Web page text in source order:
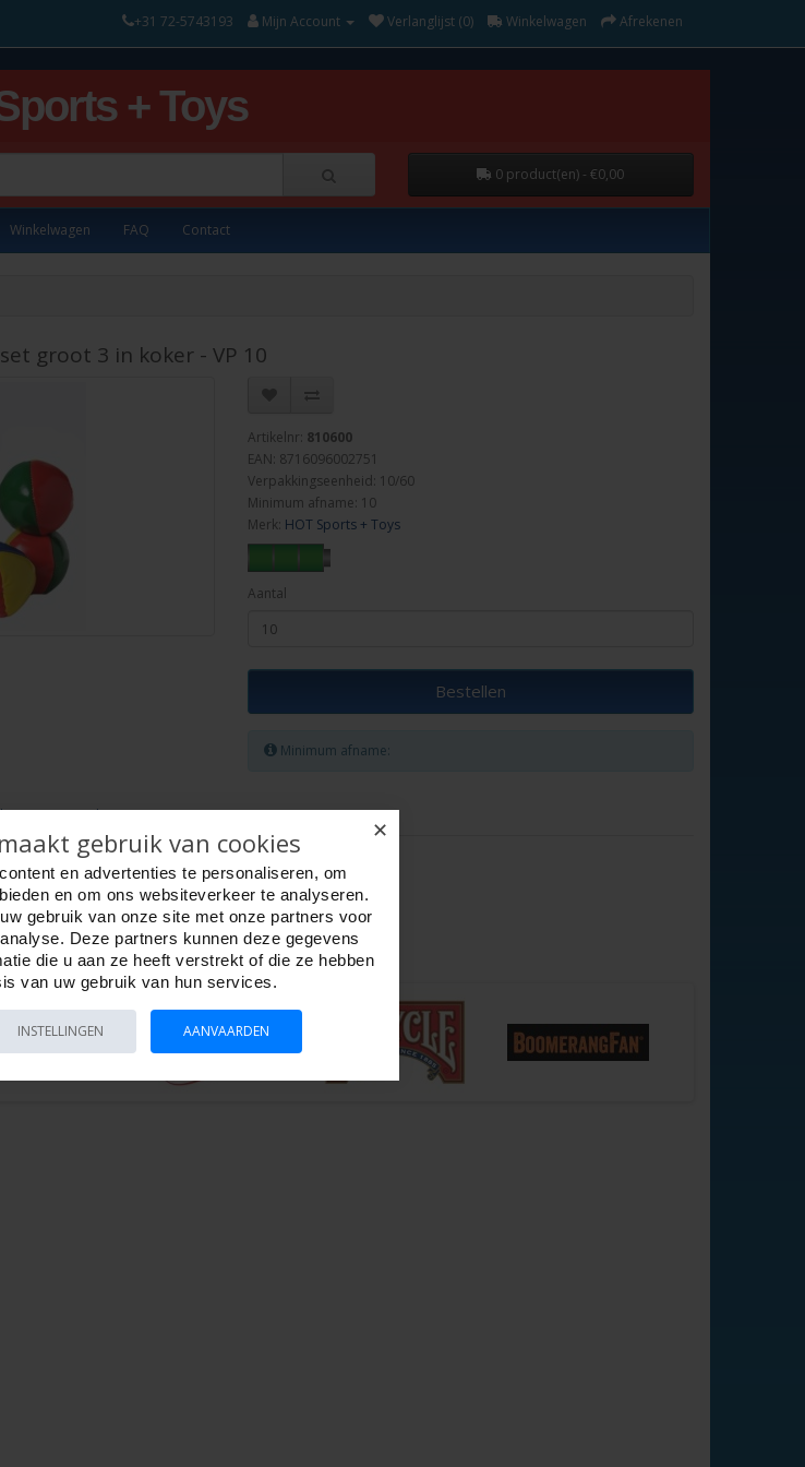
+31 72-5743193 Mijn Account Verlanglijst (0) Winkelwagen Afrekenen
+ Toys
0 product(en) - €0,00
Winkelwagen FAQ Contact
groot 3 in koker - VP 10
Artikelnr: 810600
EAN: 8716096002751
Verpakkingseenheid: 10/60
Minimum afname: 10
Merk: HOT Sports + Toys
Aantal
Bestellen
Minimum afname:
Details
✕
gebruik van cookies
en advertenties te personaliseren, om
en om ons websiteverkeer te analyseren.
gebruik van onze site met onze partners voor
Deze partners kunnen deze gegevens
die u aan ze heeft verstrekt of die ze hebben
van uw gebruik van hun services.
INSTELLINGEN AANVAARDEN